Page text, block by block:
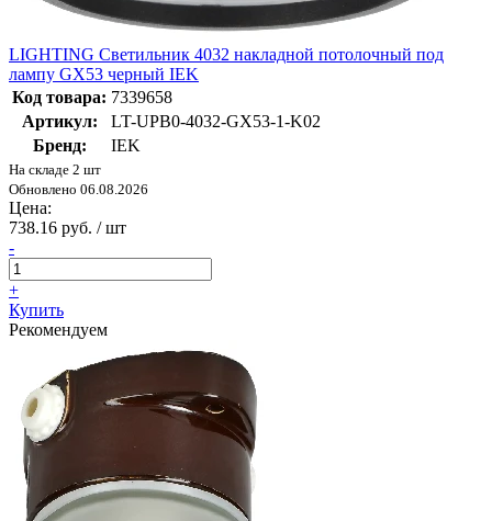
LIGHTING Светильник 4032 накладной потолочный под
лампу GX53 черный IEK
Код товара: 7339658
Артикул:
LT-UPB0-4032-GX53-1-K02
Бренд:
IEK
На складе 2 шт
Обновлено 06.08.2026
Цена:
738.16 руб. / шт
-
+
Купить
Рекомендуем